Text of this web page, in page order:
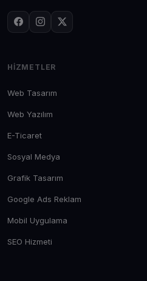
HIZMETLER
Web Tasarım
Web Yazılım
E-Ticaret
Sosyal Medya
Grafik Tasarım
Google Ads Reklam
Mobil Uygulama
SEO Hizmeti